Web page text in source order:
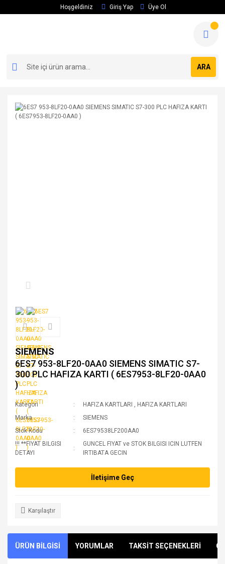
Hoşgeldiniz Giriş Yap Üye Ol
ARA
SIEMENS
6ES7 953-8LF20-0AA0 SIEMENS SIMATIC S7-
300 PLC HAFIZA KARTI ( 6ES7953-8LF20-0AA0
)
Kategori HAFIZA KARTLARI , HAFIZA KARTLARI
Marka
SIEMENS
Stok Kodu
6ES79538LF200AA0
!!! **FIYAT BILGISI
DETAYI
GUNCEL FIYAT ve STOK BILGISI ICIN LUTFEN
IRTIBATA GECIN
İletişime Geç
Karşılaştır
ÜRÜN BİLGİSİ YORUMLAR TAKSİT SEÇENEKLERİ